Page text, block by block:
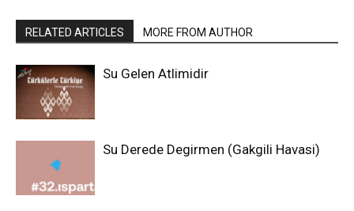
RELATED ARTICLES MORE FROM AUTHOR
Su Gelen Atlimidir
Su Derede Degirmen (Gakgili Havasi)